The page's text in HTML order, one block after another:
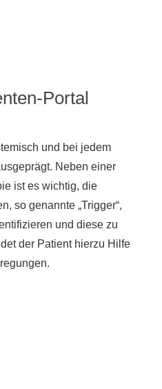
Portal
und bei jedem
Neben einer
ist es wichtig, die
so genannte „Trigger“,
und diese zu
der Patient hierzu Hilfe